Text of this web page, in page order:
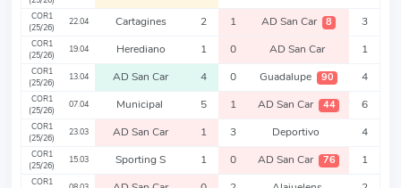
COR1
(25/26)
22.04 Cartagines 2 1 AD San Car 8 3
COR1
(25/26)
19.04 Herediano 1 0 AD San Car 1
COR1
(25/26)
13.04 AD San Car 4 0 Guadalupe 90 4
COR1
(25/26)
07.04 Municipal 5 1 AD San Car 44 6
COR1
(25/26)
23.03 AD San Car 1 3 Deportivo 4
COR1
(25/26)
15.03 Sporting S 1 0 AD San Car 76 1
COR1